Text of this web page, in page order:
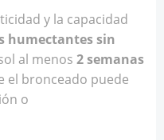
y la capacidad
humectantes sin
al menos 2 semanas
el bronceado puede
o